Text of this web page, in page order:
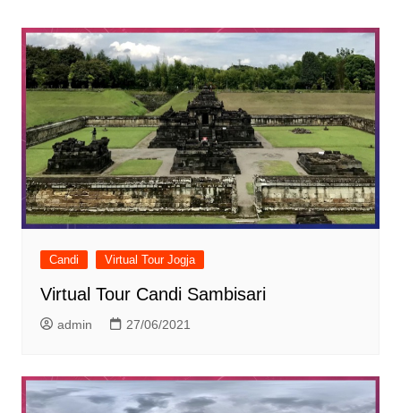
Candi Virtual Tour Jogja
Virtual Tour Candi Sambisari
admin 27/06/2021